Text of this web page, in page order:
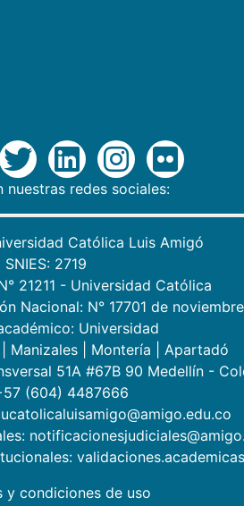
nuestras redes sociales:
Católica Luis Amigó
SNIES: 2719
21211 - Universidad Católica
Nacional: N° 17701 de
Universidad
Manizales Montería
Apartadó
51A #67B 90 Medellín -
(604) 4487666
y condiciones de uso